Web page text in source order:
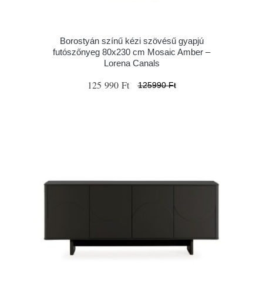
Borostyán színű kézi szövésű gyapjú
futószőnyeg 80x230 cm Mosaic Amber –
Lorena Canals
125 990 Ft 125990 Ft